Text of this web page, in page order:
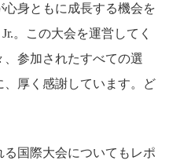
身ともに成長する機会を
。この大会を運営してく
参加されたすべての選
厚く感謝しています。ど
国際大会についてもレポ